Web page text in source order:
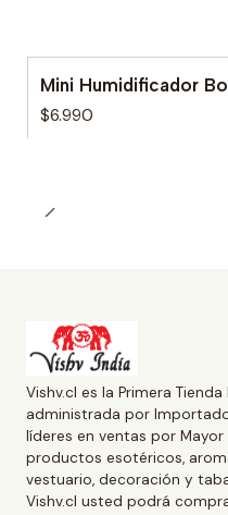
Mini Humidificador
$6.990
Vishv.cl es la Primera
administrada por
líderes en ventas por
productos esotéricos,
vestuario, decoración y
Vishv.cl usted podrá